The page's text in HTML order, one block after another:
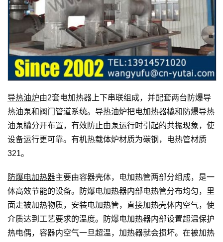
导热油炉由2套电加热器上下串联组成，并配套两台防爆导
热油泵和阀门管道系统。导热油炉把电加热器橇和防爆导热
油泵橇分开布置，有效防止由泵运行时引起的共振现象，使
设备运行更可靠。有机热载体炉材质为碳钢，电热管材质
321。
防爆电加热器主要由容器壳体，电加热管两部分组成，是一
体高效节能的设备。防爆电加热器内部电热管分布均匀，里
面走被加热物质，安装电加热管，直接加热壳体内空气，使
介质达到工艺要求的温度。防爆电加热器内部设置超温保护
热电偶，容器内空气一旦超温，加热器就会损坏。在被加热